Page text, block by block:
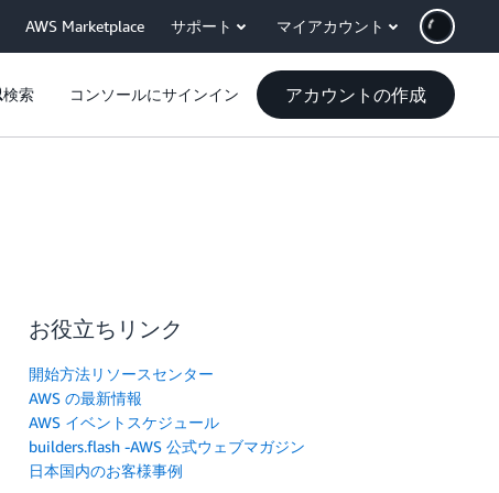
AWS Marketplace サポート マイアカウント
検索 コンソールにサインイン アカウントの作成
お役立ちリンク
開始方法リソースセンター
AWS の最新情報
AWS イベントスケジュール
builders.flash -AWS 公式ウェブマガジン
日本国内のお客様事例